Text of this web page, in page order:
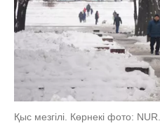
Қыс мезгілі. Көрнекі фото: